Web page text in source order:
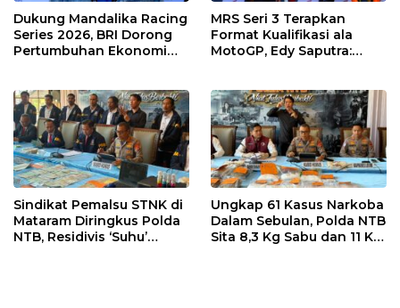
Dukung Mandalika Racing
Series 2026, BRI Dorong
Pertumbuhan Ekonomi
MRS Seri 3 Terapkan
Format Kualifikasi ala
MotoGP, Edy Saputra:
Sindikat Pemalsu STNK di
Mataram Diringkus Polda
NTB, Residivis ‘Suhu’
Ungkap 61 Kasus Narkoba
Dalam Sebulan, Polda NTB
Sita 8,3 Kg Sabu dan 11 Kg